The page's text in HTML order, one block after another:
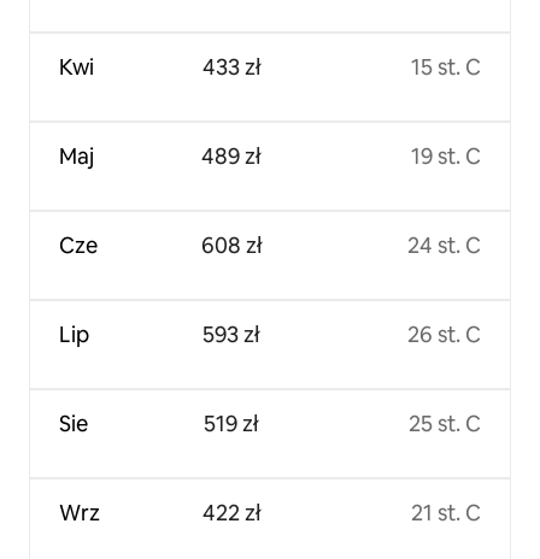
Kwi
Maj
Cze
Lip
Sie
Wrz
433 zł
489 zł
608 zł
593 zł
519 zł
422 zł
15 st. C
19 st. C
24 st. C
26 st. C
25 st. C
21 st. C